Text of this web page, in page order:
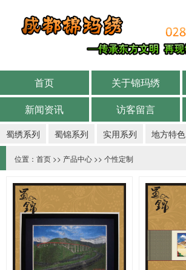
首页 关于锦玛绣
新闻资讯
访客留言
蜀绣系列 蜀锦系列 实用系列 地方特色
位置： 首页 >> 产品中心 >> 个性定制